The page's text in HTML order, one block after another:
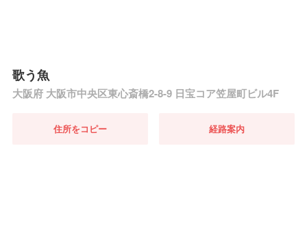
歌う魚
大阪府 大阪市中央区東心斎橋2-8-9 日宝コア笠屋町ビル4F
住所をコピー 経路案内